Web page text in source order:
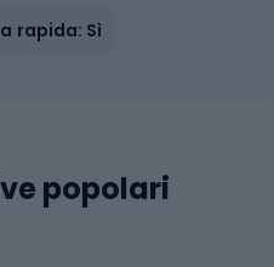
rapida: Sì
popolari